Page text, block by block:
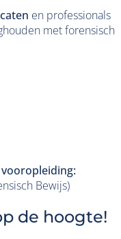
en professionals
met forensisch
Bewijs)
de hoogte!